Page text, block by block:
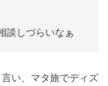
談しづらいなぁ
言い、マタ旅でディズ